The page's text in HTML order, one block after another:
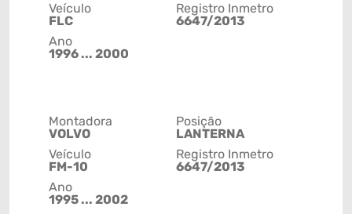
Veículo
FLC
Ano
1996 ... 2000
Registro Inmetro
6647/2013
Montadora
VOLVO
Veículo
FM-10
Ano
1995 ... 2002
Posição
LANTERNA
Registro Inmetro
6647/2013